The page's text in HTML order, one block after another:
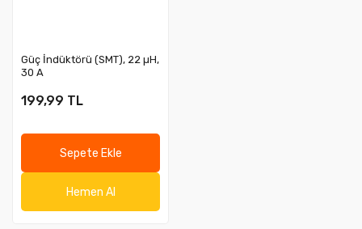
Güç İndüktörü (SMT), 22 µH,
30 A
199,99 TL
Sepete Ekle
Hemen Al